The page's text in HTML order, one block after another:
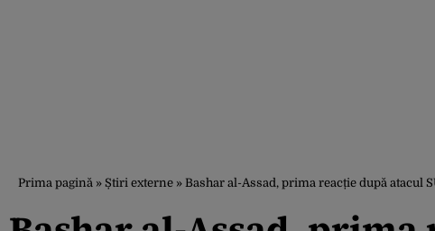
Prima pagină » Știri externe » Bashar al-Assad, prima reacție după atacul